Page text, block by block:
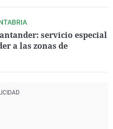
servicio especial
a las zonas de